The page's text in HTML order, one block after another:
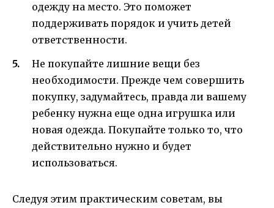
одежду на место. Это поможет
поддерживать порядок и учить детей
ответственности.
Не покупайте лишние вещи без
необходимости. Прежде чем совершить
покупку, задумайтесь, правда ли вашему
ребенку нужна еще одна игрушка или
новая одежда. Покупайте только то, что
действительно нужно и будет
использоваться.
Следуя этим практическим советам, вы